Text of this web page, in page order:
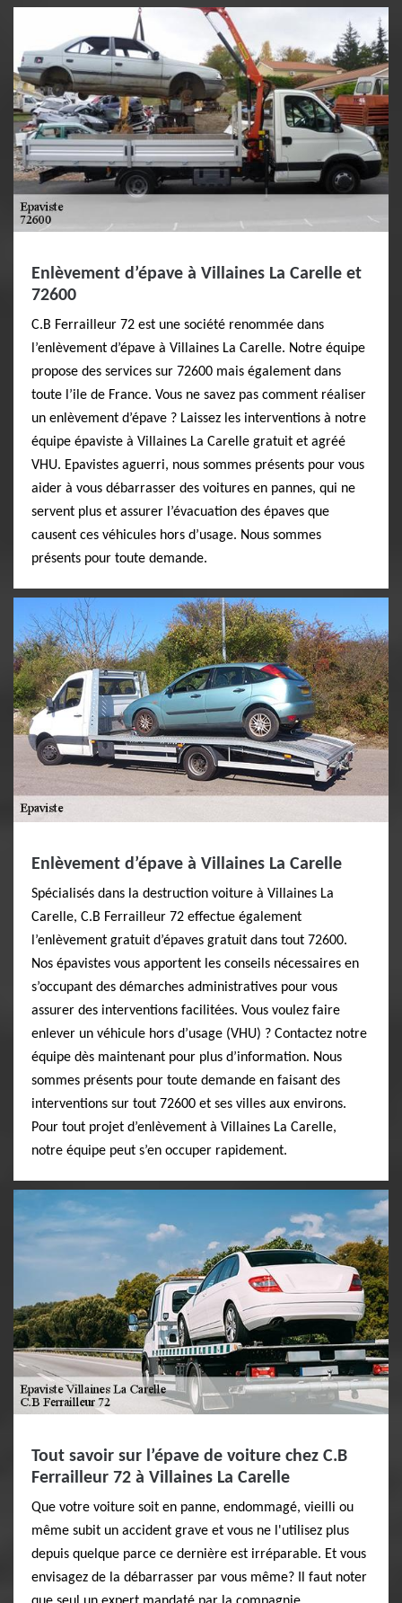
Enlèvement d’épave à Villaines La Carelle et
72600
C.B Ferrailleur 72 est une société renommée dans
l’enlèvement d’épave à Villaines La Carelle. Notre équipe
propose des services sur 72600 mais également dans
toute l’ile de France. Vous ne savez pas comment réaliser
un enlèvement d’épave ? Laissez les interventions à notre
équipe épaviste à Villaines La Carelle gratuit et agréé
VHU. Epavistes aguerri, nous sommes présents pour vous
aider à vous débarrasser des voitures en pannes, qui ne
servent plus et assurer l’évacuation des épaves que
causent ces véhicules hors d’usage. Nous sommes
présents pour toute demande.
Enlèvement d’épave à Villaines La Carelle
Spécialisés dans la destruction voiture à Villaines La
Carelle, C.B Ferrailleur 72 effectue également
l’enlèvement gratuit d’épaves gratuit dans tout 72600.
Nos épavistes vous apportent les conseils nécessaires en
s’occupant des démarches administratives pour vous
assurer des interventions facilitées. Vous voulez faire
enlever un véhicule hors d’usage (VHU) ? Contactez notre
équipe dès maintenant pour plus d’information. Nous
sommes présents pour toute demande en faisant des
interventions sur tout 72600 et ses villes aux environs.
Pour tout projet d’enlèvement à Villaines La Carelle,
notre équipe peut s’en occuper rapidement.
Tout savoir sur l’épave de voiture chez C.B
Ferrailleur 72 à Villaines La Carelle
Que votre voiture soit en panne, endommagé, vieilli ou
même subit un accident grave et vous ne l'utilisez plus
depuis quelque parce ce dernière est irréparable. Et vous
envisagez de la débarrasser par vous même? Il faut noter